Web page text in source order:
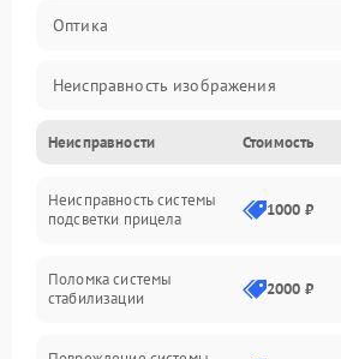
Оптика
Неисправность изображения
Механические повреждения
Неисправность фокусировки и оптики
Неисправности Стоимость
Неисправность системы
подсветки прицела
1000 ₽
Поломка системы
стабилизации
2000 ₽